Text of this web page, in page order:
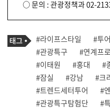
○ 문의 : 관광정책과 02-
기
사
관
련
태
그
태
그
#라이프스타일 #투어
#관광특구
#연계프
#이태원
#홍대 #
#잠실
#강남
#크
#트렌드세터투어
#
#관광특구탐험단
#